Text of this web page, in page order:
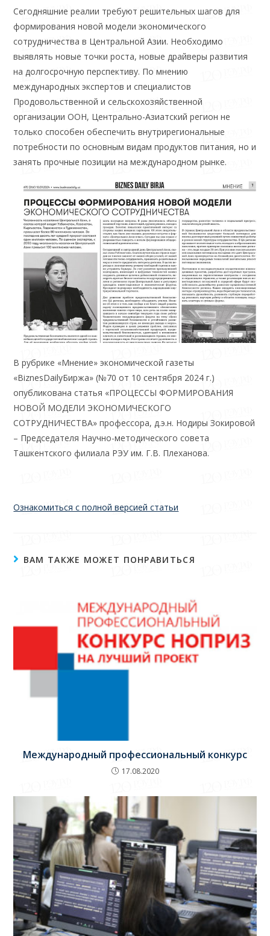
Сегодняшние реалии требуют решительных шагов для
формирования новой модели экономического
сотрудничества в Центральной Азии. Необходимо
выявлять новые точки роста, новые драйверы развития
на долгосрочную перспективу. По мнению
международных экспертов и специалистов
Продовольственной и сельскохозяйственной
организации ООН, Центрально-Азиатский регион не
только способен обеспечить внутрирегиональные
потребности по основным видам продуктов питания, но и
занять прочные позиции на международном рынке.
В рубрике «Мнение» экономической газеты
«BiznesDailyБиржа» (№70 от 10 сентября 2024 г.)
опубликована статья «ПРОЦЕССЫ ФОРМИРОВАНИЯ
НОВОЙ МОДЕЛИ ЭКОНОМИЧЕСКОГО
СОТРУДНИЧЕСТВА» профессора, д.э.н. Нодиры Зокировой
– Председателя Научно-методического совета
Ташкентского филиала РЭУ им. Г.В. Плеханова.
Ознакомиться с полной версией статьи
ВАМ ТАКЖЕ МОЖЕТ ПОНРАВИТЬСЯ
Международный профессиональный конкурс
17.08.2020